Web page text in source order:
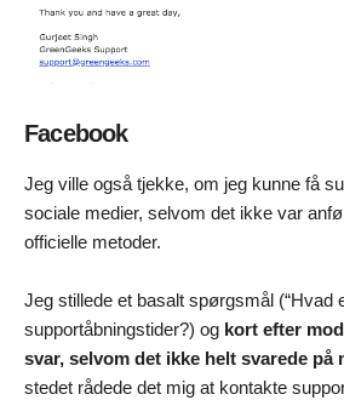
Facebook
Jeg ville også tjekke, om jeg kunne få
sociale medier, selvom det ikke var
officielle metoder.
Jeg stillede et basalt spørgsmål (“Hvad
supportåbningstider?) og kort efter
svar, selvom det ikke helt svarede på
stedet rådede det mig at kontakte